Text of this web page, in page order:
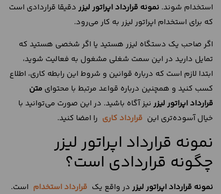
استخدام شوند. نمونه قرارداد اپراتور لیزر دقیقا قراردادی است
که برای استخدام اپراتور لیزر به کار می‌رود.
اگر صاحب یک دستگاه لیزر هستید یا اگر شخصی هستید که
تمایل دارید در این سمت شغلی مشغول به فعالیت شوید،
ابتدا لازم است که درباره قوانین و شروط این رابطه کاری، اطلاع
کسب کنید و همچنین درباره قواعد مرتبط با محتوای متن
قرارداد اپراتور لیزر نیز آگاه باشید. در این صورت می‌توانید با
خیال آسوده‌تری این قرارداد کاری را امضا کنید.
نمونه قرارداد اپراتور لیزر
چگونه قراردادی است؟
نمونه قرارداد اپراتور لیزر در واقع یک قرارداد استخدام است.